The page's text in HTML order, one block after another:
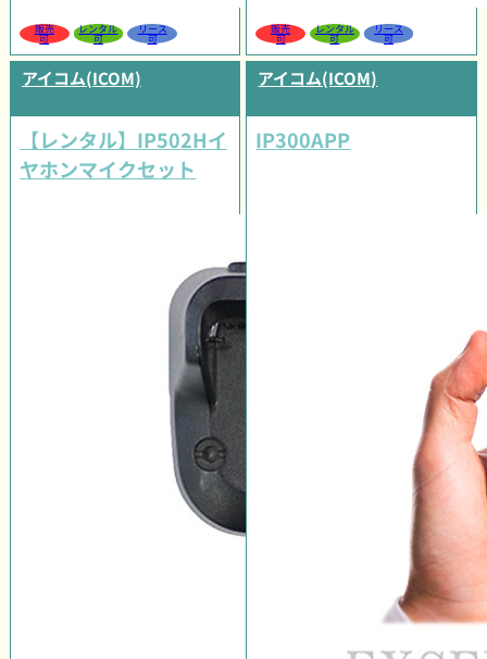
販売
可
レンタル
可
リース
可
販売
可
レンタル
可
リース
可
アイコム(ICOM)
【レンタル】IP502Hイ
ヤホンマイクセット
アイコム(ICOM)
IP300APP